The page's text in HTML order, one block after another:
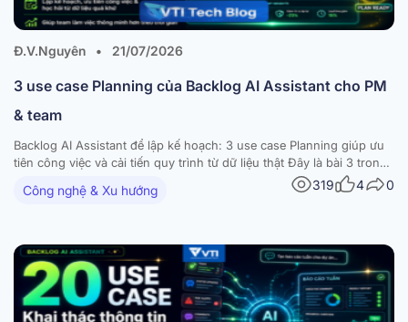
Đ.V.Nguyên • 21/07/2026
3 use case Planning của Backlog AI Assistant cho PM
& team
Backlog AI Assistant để lập kế hoạch: 3 use case Planning giúp ưu
tiên công việc và cải tiến quy trình từ dữ liệu thật Đây là bài 3 trong
series 4 phần về 20 use case của Backlog AI Assistant. Sau
Searching và Reporting, bài này bàn về Planning…
Công nghệ & Xu hướng 319 4 0